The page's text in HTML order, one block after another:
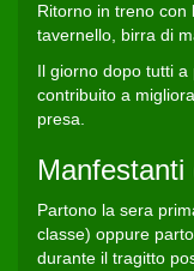
Ritorno in treno con
tavernello, birra di
Il giorno dopo tutti
contribuito a
presa.
Manfestanti
Partono la sera
classe) oppure
durante il tragitto